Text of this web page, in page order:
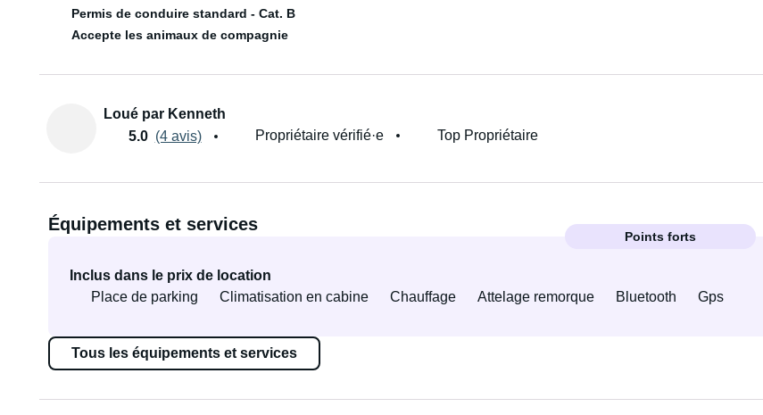
Permis de conduire standard - Cat. B
Accepte les animaux de compagnie
Loué par Kenneth
5.0 (4 avis) Propriétaire vérifié·e Top Propriétaire
Équipements et services
Points forts
Inclus dans le prix de location
Place de parking
Climatisation en cabine Chauffage Attelage remorque Bluetooth Gps
Tous les équipements et services